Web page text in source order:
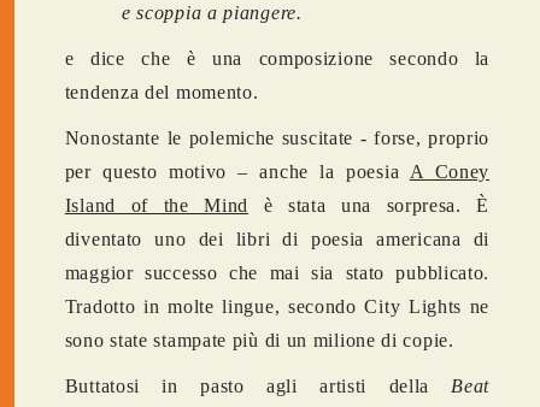
e scoppia a piangere.
e dice che è una composizione secondo la
tendenza del momento.
Nonostante le polemiche suscitate - forse, proprio
per questo motivo – anche la poesia A Coney
Island of the Mind
è stata una sorpresa. È
diventato uno dei libri di poesia americana di
maggior successo che mai sia stato pubblicato.
Tradotto in molte lingue, secondo City Lights ne
sono state stampate più di un milione di copie.
Buttatosi in pasto agli artisti della Beat